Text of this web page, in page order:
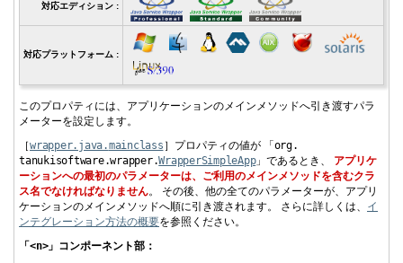
対応エディション :
対応プラットフォーム :
このプロパティには、アプリケーションのメインメソッドへ引き渡すパラ
メーターを設定します。
［wrapper. java.mainclass ］プロパティの値が 「 org.
tanukisoftware.wrapper.WrapperSimpleApp」であるとき、 アプリケ
ーションへの最初のパラメーターは、ご利用のメインメソッドを含むクラ
ス名でなければなりません。 その後、他の全てのパラメーターが、アプリ
ケーションのメインメソッドへ順に引き渡されます。 さらに詳しくは、 イ
ンテグレーション方法の概要を参照ください。
「 <n>」コンポーネント部：